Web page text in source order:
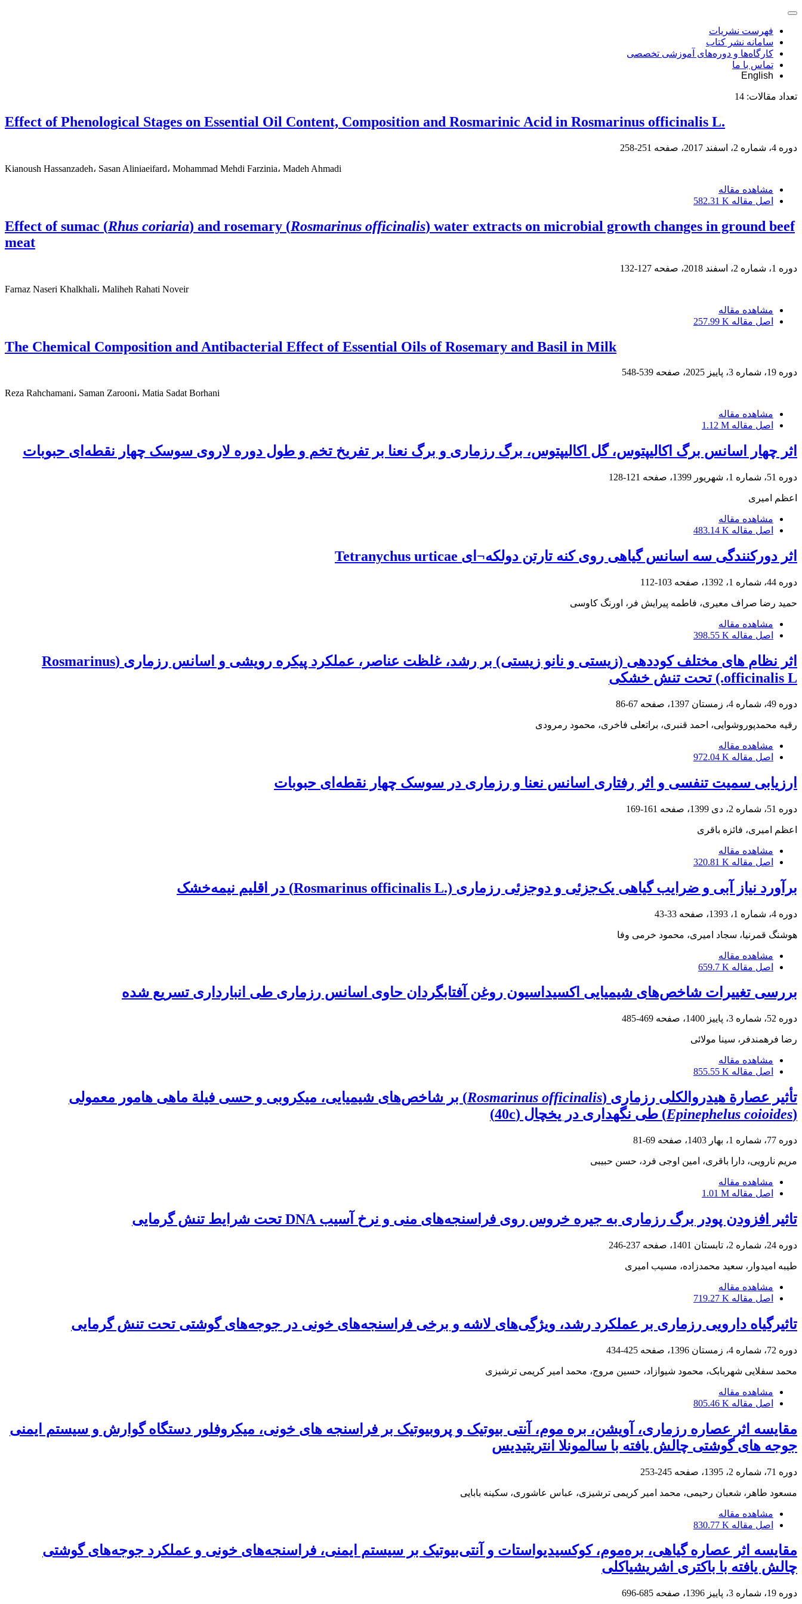
فهرست نشریات
سامانه نشر کتاب
کارگاه‌ها و دوره‌های آموزشی تخصصی
تماس با ما
English
تعداد مقالات: 14
Effect of Phenological Stages on Essential Oil Content, Composition and Rosmarinic Acid in Rosmarinus officinalis L.
دوره 4، شماره 2، اسفند 2017، صفحه 251-258
Kianoush Hassanzadeh، Sasan Aliniaeifard، Mohammad Mehdi Farzinia، Madeh Ahmadi
مشاهده مقاله
اصل مقاله 582.31 K
Effect of sumac (Rhus coriaria) and rosemary (Rosmarinus officinalis) water extracts on microbial growth changes in ground beef
meat
دوره 1، شماره 2، اسفند 2018، صفحه 127-132
Farnaz Naseri Khalkhali، Maliheh Rahati Noveir
مشاهده مقاله
اصل مقاله 257.99 K
The Chemical Composition and Antibacterial Effect of Essential Oils of Rosemary and Basil in Milk
دوره 19، شماره 3، پاییز 2025، صفحه 539-548
Reza Rahchamani، Saman Zarooni، Matia Sadat Borhani
مشاهده مقاله
اصل مقاله 1.12 M
اثر چهار اسانس برگ اکالیپتوس، گل اکالیپتوس، برگ رزماری و برگ نعنا بر تفریخ تخم و طول دوره لاروی سوسک چهار نقطه‌ای حبوبات
دوره 51، شماره 1، شهریور 1399، صفحه 121-128
اعظم امیری
مشاهده مقاله
اصل مقاله 483.14 K
اثر دورکنندگی سه اسانس گیاهی روی کنه تارتن دولکه¬ای Tetranychus urticae
دوره 44، شماره 1، 1392، صفحه 103-112
حمید رضا صراف معیری، فاطمه پیرایش فر، اورنگ کاوسی
مشاهده مقاله
اصل مقاله 398.55 K
اثر نظام های مختلف کوددهی (زیستی و نانو زیستی) بر رشد، غلظت عناصر، عملکرد پیکره رویشی و اسانس رزماری (Rosmarinus
officinalis L.) تحت تنش خشکی
دوره 49، شماره 4، زمستان 1397، صفحه 67-86
رقیه محمدپوروشوایی، احمد قنبری، براتعلی فاخری، محمود رمرودی
مشاهده مقاله
اصل مقاله 972.04 K
ارزیابی سمیت تنفسی و اثر رفتاری اسانس نعنا و رزماری در سوسک چهار نقطه‌ای حبوبات
دوره 51، شماره 2، دی 1399، صفحه 161-169
اعظم امیری، فائزه باقری
مشاهده مقاله
اصل مقاله 320.81 K
برآورد نیاز آبی و ضرایب گیاهی یک‌جزئی و دو‌جزئی رزماری (.Rosmarinus officinalis L) در اقلیم نیمه‌خشک
دوره 4، شماره 1، 1393، صفحه 33-43
هوشنگ قمرنیا، سجاد امیری، محمود خرمی وفا
مشاهده مقاله
اصل مقاله 659.7 K
بررسی تغییرات شاخص‌های شیمیایی اکسیداسیون روغن آفتابگردان حاوی اسانس رزماری طی انبارداری تسریع شده
دوره 52، شماره 3، پاییز 1400، صفحه 469-485
رضا فرهمندفر، سینا مولائی
مشاهده مقاله
اصل مقاله 855.55 K
تأثیر عصارة هیدروالکلی رزماری (Rosmarinus officinalis) بر شاخص‌های شیمیایی، میکروبی و حسی فیلة ماهی هامور معمولی
(
Epinephelus coioides) طی نگهداری در یخچال (40c)
دوره 77، شماره 1، بهار 1403، صفحه 69-81
مریم نارویی، دارا باقری، امین اوجی فرد، حسن حبیبی
مشاهده مقاله
اصل مقاله 1.01 M
تاثیر افزودن پودر برگ رزماری به جیره خروس روی فراسنجه‌های منی و نرخ آسیب DNA تحت شرایط تنش گرمایی
دوره 24، شماره 2، تابستان 1401، صفحه 237-246
طیبه امیدوار، سعید محمدزاده، مسیب امیری
مشاهده مقاله
اصل مقاله 719.27 K
تاثیرگیاه دارویی رزماری بر عملکرد رشد، ویژگی‌های لاشه و برخی فراسنجه‌های خونی در جوجه‌های گوشتی تحت تنش گرمایی
دوره 72، شماره 4، زمستان 1396، صفحه 425-434
محمد سفلایی شهربابک، محمود شیوازاد، حسین مروج، محمد امیر کریمی ترشیزی
مشاهده مقاله
اصل مقاله 805.46 K
مقایسه اثر عصاره رزماری، آویشن، بره موم، آنتی بیوتیک و پروبیوتیک بر فراسنجه های خونی، میکروفلور دستگاه گوارش و سیستم ایمنی
جوجه های گوشتی چالش یافته با سالمونلا انتریتیدیس
دوره 71، شماره 2، 1395، صفحه 245-253
مسعود طاهر، شعبان رحیمی، محمد امیر کریمی ترشیزی، عباس عاشوری، سکینه بابایی
مشاهده مقاله
اصل مقاله 830.77 K
مقایسه اثر عصاره گیاهی، بره‌موم، کوکسیدیواستات و آنتی‌بیوتیک بر سیستم ایمنی، فراسنجه‌های خونی و عملکرد جوجه‌های گوشتی
چالش یافته با باکتری اشریشیاکلی
دوره 19، شماره 3، پاییز 1396، صفحه 685-696